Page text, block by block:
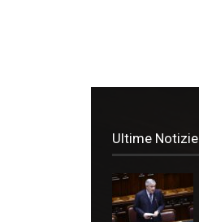
Ultime Notizie